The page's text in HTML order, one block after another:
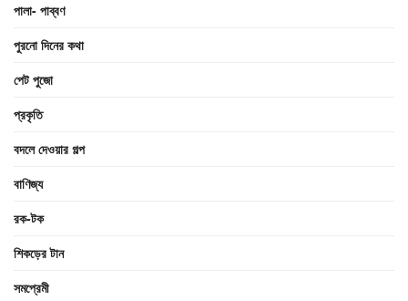
পালা- পাব্বণ
পুরনো দিনের কথা
পেট পুজো
প্রকৃতি
বদলে দেওয়ার গল্প
বাণিজ্য
রক-টক
শিকড়ের টান
সমপ্রেমী